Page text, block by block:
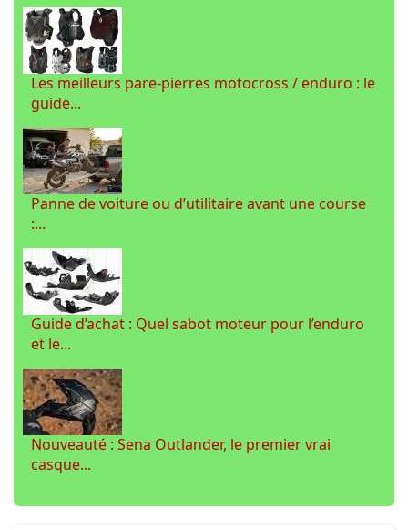
Les meilleurs pare-pierres motocross / enduro : le
guide...
Panne de voiture ou d’utilitaire avant une course
:...
Guide d’achat : Quel sabot moteur pour l’enduro
et le...
Nouveauté : Sena Outlander, le premier vrai
casque...